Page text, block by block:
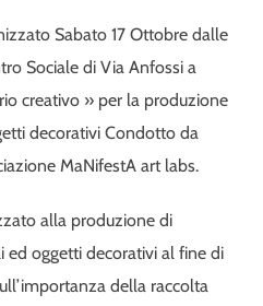
Sabato 17 Ottobre dalle
Sociale di Via Anfossi a
creativo » per la produzione
decorativi Condotto da
MaNifestA art labs.
alla produzione di
ed oggetti decorativi al fine di
della raccolta